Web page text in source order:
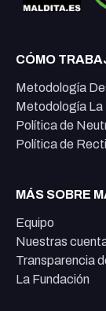
CÓMO
Metodología
Metodología
Política de
Política de
MÁS SOBRE
Equipo
Nuestras
Transparencia
La Fundación